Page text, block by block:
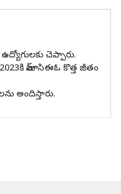
చెప్పారు.
జూమ్ సిఈఓ కొత్త జీతం
అందిస్తారు.